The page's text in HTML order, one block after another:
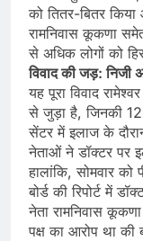
को तितर-बितर
रामनिवास कूकणा
से अधिक लोगों को
विवाद की जड़: निजी
यह पूरा विवाद
से जुड़ा है, जिनकी 12
सेंटर में इलाज के
नेताओं ने डॉक्टर पर
हालांकि, सोमवार
बोर्ड की रिपोर्ट में
नेता रामनिवास
पक्ष का आरोप था की